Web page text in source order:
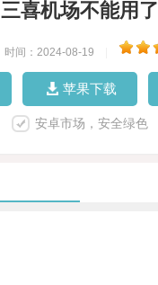
三喜机场不能用了
时间：2024-08-19
苹果下载
安卓市场，安全绿色